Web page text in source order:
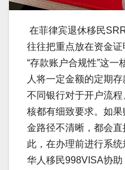
在菲律宾退休移民
往往把重点放在资金
“存款账户合规性”这
人将一定金额的定期
不同银行对于开户流
核都有细致要求。如
金路径不清晰，都会
此，在办理前进行系
华人移民998VISA协助